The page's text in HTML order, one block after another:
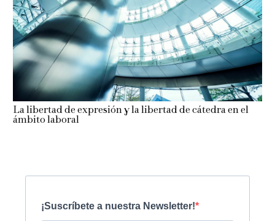
La libertad de expresión y la libertad de cátedra en el
ámbito laboral